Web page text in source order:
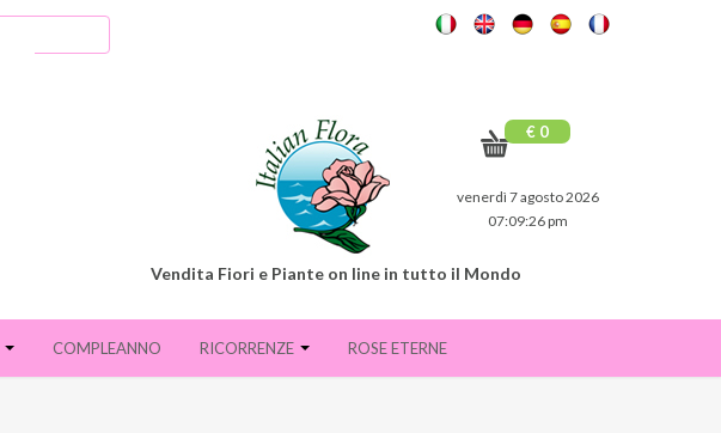
€ 0
venerdì 7 agosto 2026
07:09:27 pm
Vendita Fiori e Piante on line in tutto il Mondo
COMPLEANNO RICORRENZE ROSE ETERNE